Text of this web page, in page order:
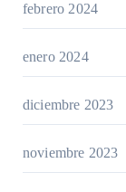
febrero 2024
enero 2024
diciembre 2023
noviembre 2023